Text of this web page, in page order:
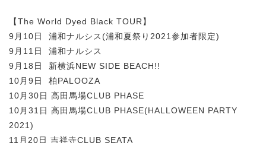
【The World Dyed Black TOUR】
9月10日 浦和ナルシス(浦和夏祭り2021参加者限定)
9月11日 浦和ナルシス
9月18日 新横浜NEW SIDE BEACH!!
10月9日 柏PALOOZA
10月30日 高田馬場CLUB PHASE
10月31日 高田馬場CLUB PHASE(HALLOWEEN PARTY
2021)
11月20日 吉祥寺CLUB SEATA